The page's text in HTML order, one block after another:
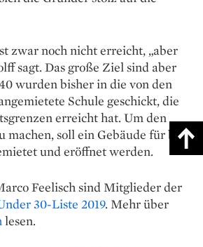
zwar noch nicht erreicht, „aber
sagt. Das große Ziel sind aber
wurden bisher in die von den
Schule geschickt, die
erreicht hat. Um den
­machen, soll ein Gebäude für bis
und er­öffnet werden.
Feelisch sind Mitglieder der
30-Liste 2019. Mehr über
lesen.